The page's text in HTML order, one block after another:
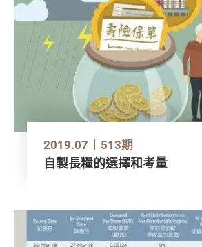
2019.07 513期
自製長糧的選擇和考量